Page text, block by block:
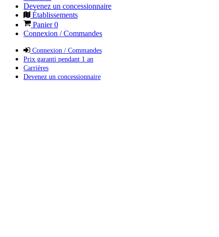
Devenez un concessionnaire
Établissements
Panier0
Connexion / Commandes
Connexion / Commandes
Prix garanti pendant 1 an
Carrières
Devenez un concessionnaire